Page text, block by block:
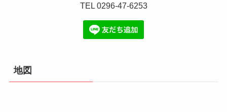
TEL 0296-47-6253
地図